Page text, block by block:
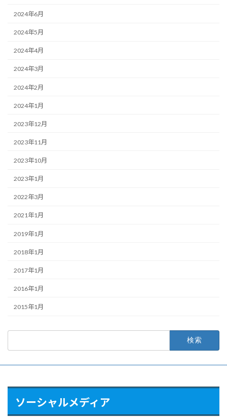
2024年6月
2024年5月
2024年4月
2024年3月
2024年2月
2024年1月
2023年12月
2023年11月
2023年10月
2023年1月
2022年3月
2021年1月
2019年1月
2018年1月
2017年1月
2016年1月
2015年1月
ソーシャルメディア